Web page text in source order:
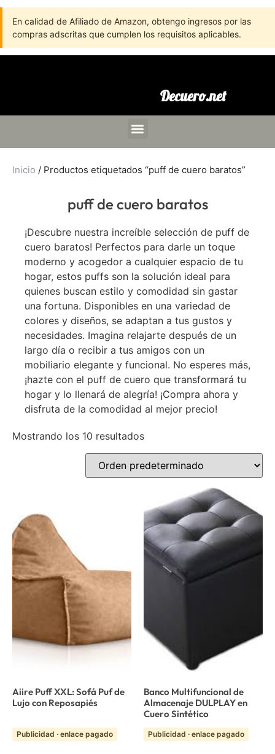
En calidad de Afiliado de Amazon, obtengo ingresos por las
compras adscritas que cumplen los requisitos aplicables.
Decuero.net
Inicio / Productos etiquetados “puff de cuero baratos”
puff de cuero baratos
¡Descubre nuestra increíble selección de puff de
cuero baratos! Perfectos para darle un toque
moderno y acogedor a cualquier espacio de tu
hogar, estos puffs son la solución ideal para
quienes buscan estilo y comodidad sin gastar
una fortuna. Disponibles en una variedad de
colores y diseños, se adaptan a tus gustos y
necesidades. Imagina relajarte después de un
largo día o recibir a tus amigos con un
mobiliario elegante y funcional. No esperes más,
¡hazte con el puff de cuero que transformará tu
hogar y lo llenará de alegría! ¡Compra ahora y
disfruta de la comodidad al mejor precio!
Mostrando los 10 resultados
Aiire Puff XXL: Sofá Puf de
Lujo con Reposapiés
Publicidad · enlace pagado
Banco Multifuncional de
Almacenaje DULPLAY en
Cuero Sintético
Publicidad · enlace pagado